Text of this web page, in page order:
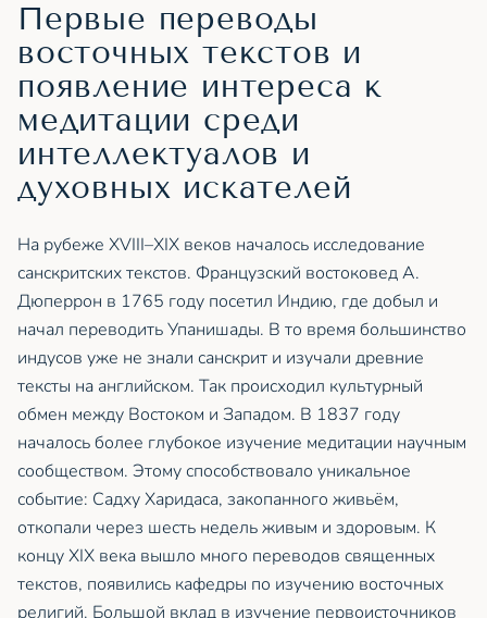
Первые переводы
восточных текстов и
появление интереса к
медитации среди
интеллектуалов и
духовных искателей
На рубеже XVIII–XIX веков началось исследование
санскритских текстов. Французский востоковед А.
Дюперрон в 1765 году посетил Индию, где добыл и
начал переводить Упанишады. В то время большинство
индусов уже не знали санскрит и изучали древние
тексты на английском. Так происходил культурный
обмен между Востоком и Западом. В 1837 году
началось более глубокое изучение медитации научным
сообществом. Этому способствовало уникальное
событие: Садху Харидаса, закопанного живьём,
откопали через шесть недель живым и здоровым. К
концу XIX века вышло много переводов священных
текстов, появились кафедры по изучению восточных
религий. Большой вклад в изучение первоисточников